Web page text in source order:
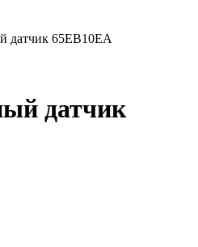
датчик 65EB10EA
датчик